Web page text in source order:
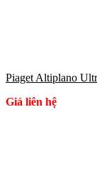
Piaget Altiplano
Giá liên hệ